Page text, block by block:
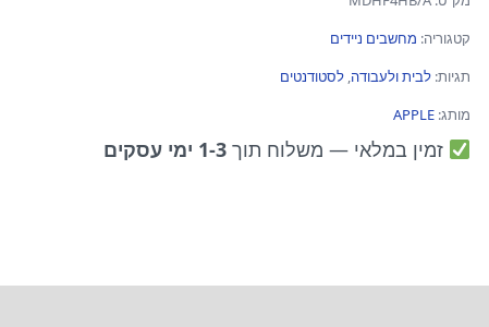
קטגוריה: מחשבים ניידים
תגיות: לבית ולעבודה, לסטודנטים
מותג: APPLE
זמין במלאי — משלוח תוך1-3 ימי עסקים